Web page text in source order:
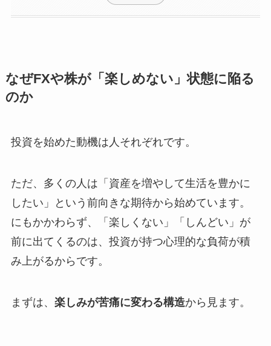
なぜFXや株が「楽しめない」状態に陥る
のか
投資を始めた動機は人それぞれです。
ただ、多くの人は「資産を増やして生活を豊かに
したい」という前向きな期待から始めています。
にもかかわらず、「楽しくない」「しんどい」が
前に出てくるのは、 投資が持つ心理的な負荷が積
み上がるからです。
まずは、 楽しみが苦痛に変わる構造から見ます。